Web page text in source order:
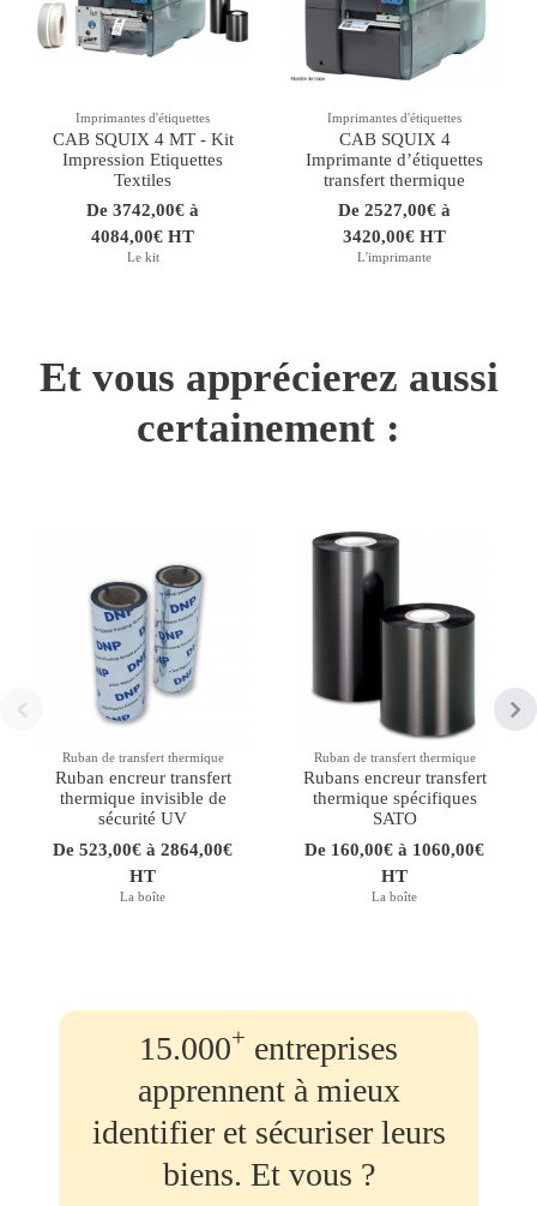
Imprimantes d'étiquettes
CAB SQUIX 4 MT - Kit
Impression Etiquettes
Textiles
De 3742,00€ à
4084,00€ HT
Le kit
Imprimantes d'étiquettes
CAB SQUIX 4
Imprimante dʼétiquettes
transfert thermique
De 2527,00€ à
3420,00€ HT
L'imprimante
Et vous apprécierez aussi
certainement :
Ruban de transfert thermique
Ruban encreur transfert
thermique invisible de
sécurité UV
De 523,00€ à 2864,00€
HT
La boîte
Ruban de transfert thermique
Rubans encreur transfert
thermique spécifiques
SATO
De 160,00€ à 1060,00€
HT
La boîte
15.000+ entreprises
apprennent à mieux
identifier et sécuriser leurs
biens. Et vous ?